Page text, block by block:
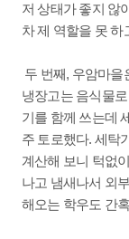
저 상태가 좋지 않
차 제 역할을 못 하
두 번째, 우암마을
냉장고는 음식물
기를 함께 쓰는데
주 토로했다. 세탁
계산해 보니 턱없
나고 냄새나서 외
해오는 학우도 간